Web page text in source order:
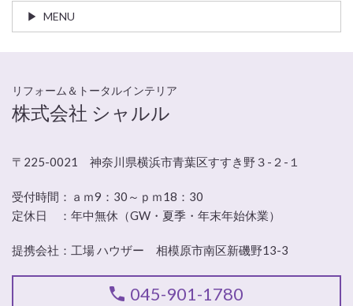
MENU
リフォーム＆トータルインテリア
株式会社 シャルル
〒225-0021 神奈川県横浜市青葉区すすき野３-２-１
受付時間： ａｍ9：30～ｐｍ18：30
定休日 ： 年中無休（GW・夏季・年末年始休業）
提携会社：工場 ハウザー 相模原市南区新磯野13-3
045-901-1780